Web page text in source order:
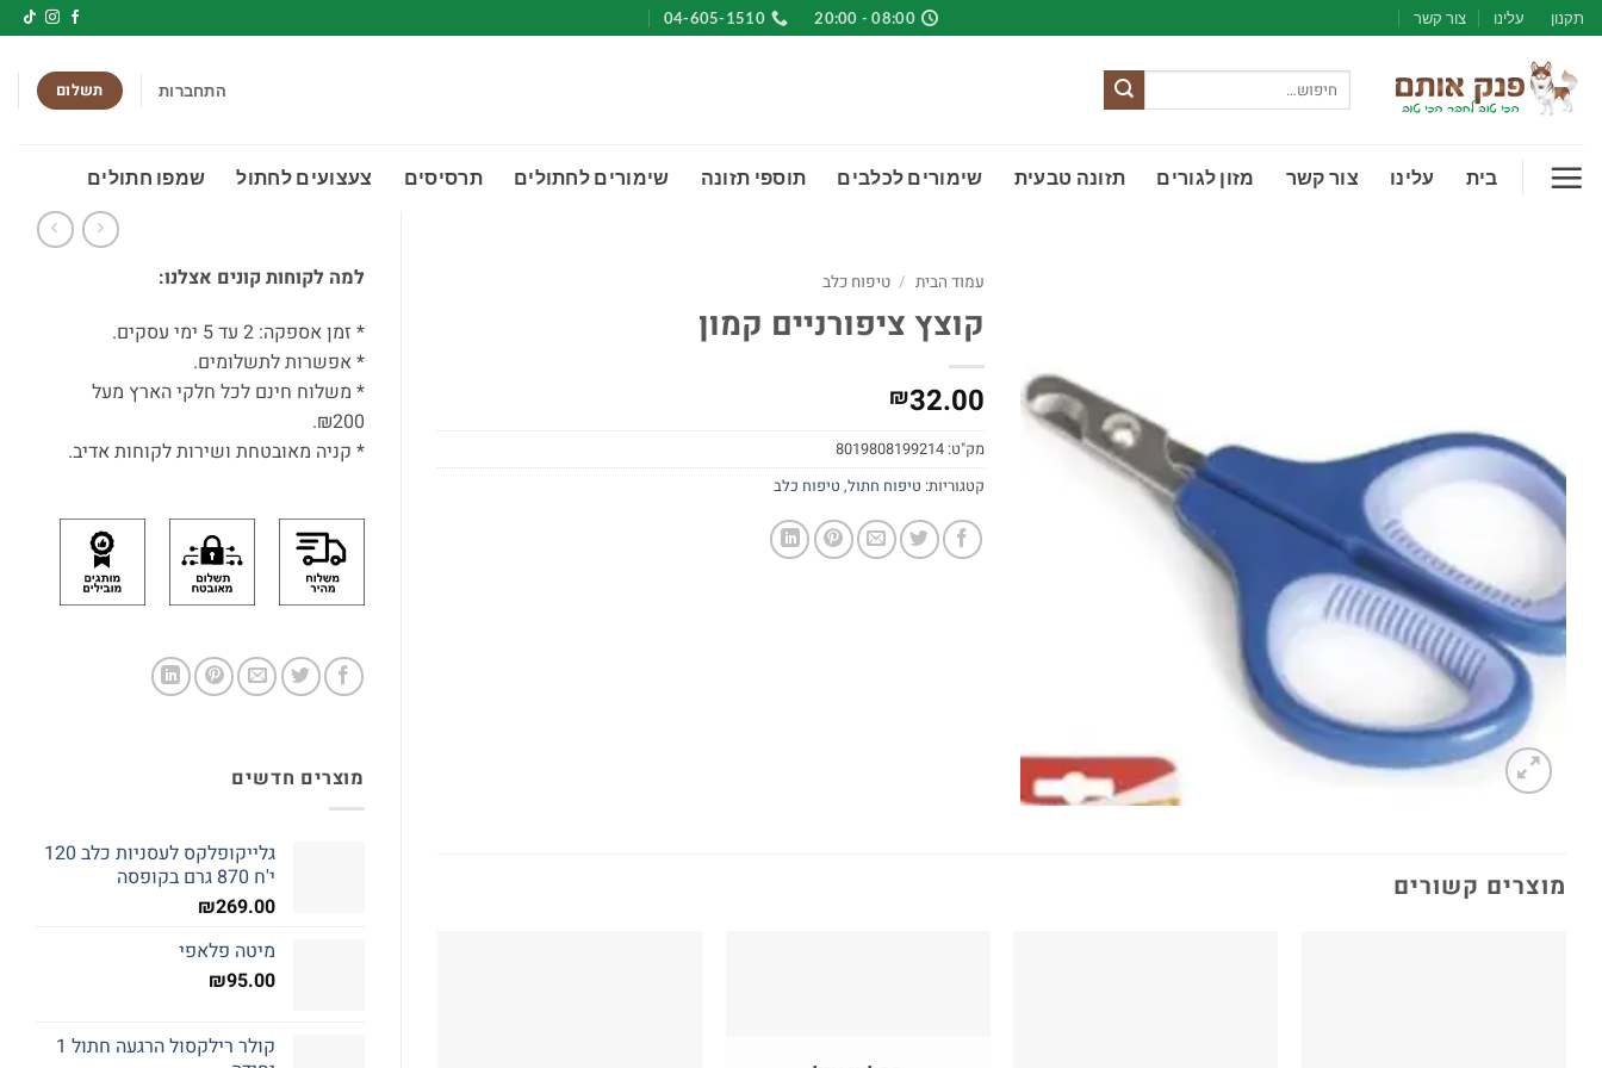
Skip
to
content
תקנון עלינו צור קשר 08:00 - 20:00
04-605-1510
עבור:
התחברות תשלום
בית עלינו צור קשר מזון לגורים תזונה טבעית שימורים לכלבים תוספי תזונה שימורים לחתולים תרסיסים צעצועים לחתול שמפו חתולים
למה לקוחות קונים אצלנו:
* זמן אספקה: 2 עד 5 ימי עסקים.
* אפשרות לתשלומים.
* משלוח חינם לכל חלקי הארץ מעל
₪200.
* קניה מאובטחת ושירות לקוחות אדיב.
מוצרים חדשים
גלייקופלקס לעסניות כלב 120
י'ח 870 גרם בקופסה
₪269.00
מיטה פלאפי
₪95.00
קולר רילקסול הרגעה חתול 1
עמוד הבית / טיפוח כלב
קוצץ ציפורניים קמון
₪32.00
מק"ט:8019808199214
קטגוריות: טיפוח חתול, טיפוח כלב
מוצרים קשורים